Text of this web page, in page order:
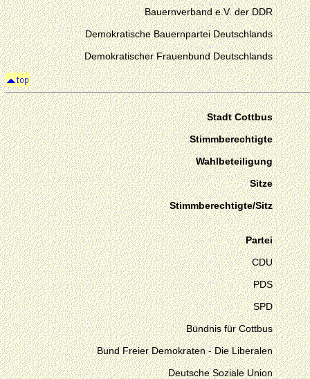
Bauernverband e.V. der DDR
Demokratische Bauernpartei Deutschlands
Demokratischer Frauenbund Deutschlands
Stadt Cottbus
Stimmberechtigte
Wahlbeteiligung
Sitze
Stimmberechtigte/Sitz
Partei
CDU
PDS
SPD
Bündnis für Cottbus
Bund Freier Demokraten - Die Liberalen
Deutsche Soziale Union